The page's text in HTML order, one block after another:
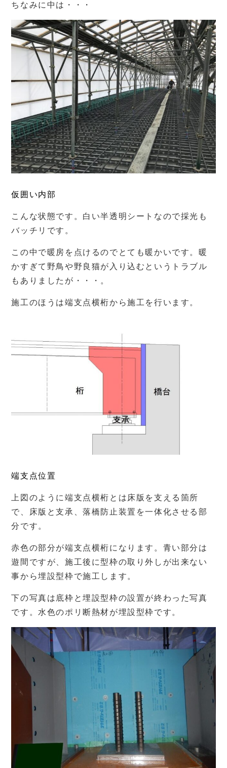
ちなみに中は・・・
仮囲い内部
こんな状態です。白い半透明シートなので採光も
バッチリです。
この中で暖房を点けるのでとても暖かいです。暖
かすぎて野鳥や野良猫が入り込むというトラブル
もありましたが・・・。
施工のほうは端支点横桁から施工を行います。
端支点位置
上図のように端支点横桁とは床版を支える箇所
で、床版と支承、落橋防止装置を一体化させる部
分です。
赤色の部分が端支点横桁になります。青い部分は
遊間ですが、施工後に型枠の取り外しが出来ない
事から埋設型枠で施工します。
下の写真は底枠と埋設型枠の設置が終わった写真
です。水色のポリ断熱材が埋設型枠です。